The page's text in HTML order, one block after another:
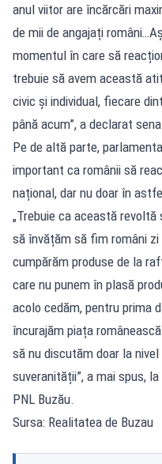
anul viitor are încărcări
de mii de angajați
momentul în care să
trebuie să avem această
civic și individual, fiecare
până acum”, a declarat
Pe de altă parte,
important ca românii să
național, dar nu doar în
„Trebuie ca această
să învățăm să fim români
cumpărăm produse de la
care nu punem în plasă
acolo cedăm, pentru prima
încurajăm piața
să nu discutăm doar la
suveranității”, a mai spus,
PNL Buzău.
Sursa: Realitatea de Buzau